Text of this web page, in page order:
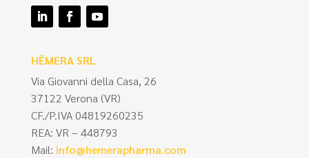
HÊMERA SRL
Via Giovanni della Casa, 26
37122 Verona (VR)
CF./P.IVA 04819260235
REA: VR – 448793
Mail: info@hemerapharma.com